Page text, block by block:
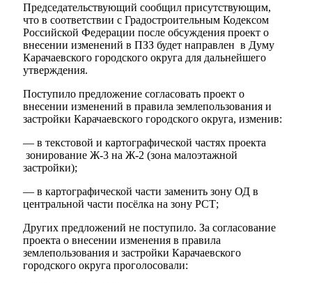
Председательствующий сообщил присутствующим,
что в соответствии с Градостроительным Кодексом
Российской Федерации после обсуждения проект о
внесении изменений в ПЗЗ будет направлен в Думу
Карачаевского городского округа для дальнейшего
утверждения.
Поступило предложение согласовать проект о
внесении изменений в правила землепользования и
застройки Карачаевского городского округа, изменив:
— в текстовой и картографической частях проекта
зонирование Ж-3 на Ж-2 (зона малоэтажной
застройки);
— в картографической части заменить зону ОД в
центральной части посёлка на зону РСТ;
Других предложений не поступило. За согласование
проекта о внесении изменения в правила
землепользования и застройки Карачаевского
городского округа проголосовали: